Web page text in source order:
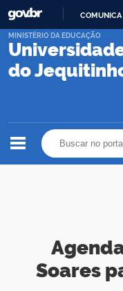
COMUNICA
do
MINISTÉRIO DA EDUCAÇÃO
Soares